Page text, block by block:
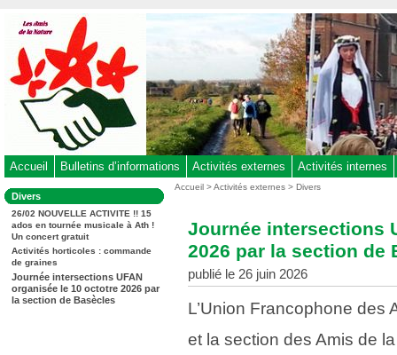
au
contenu
-
Aller
au
menu
-
à
la
recherche
Accueil Bulletins d’informations Activités externes Activités internes
Dans
la
rubrique
:
Divers
26/02 NOUVELLE ACTIVITE !! 15
ados en tournée musicale à Ath !
Un concert gratuit
Activités horticoles : commande
de graines
Journée intersections UFAN
organisée le 10 octotre 2026 par
la section de Basècles
Vous
Accueil >Activités externes >Divers
Journée intersections
2026 par la section de
publié le 26 juin 2026
L’Union Francophone des
et la section des Amis de